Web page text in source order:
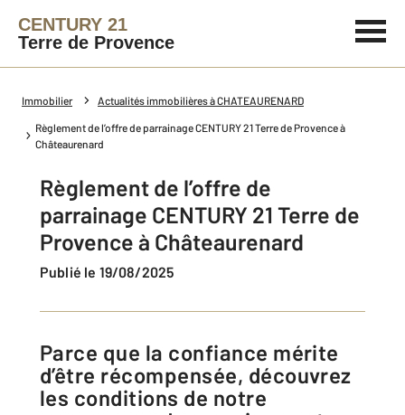
CENTURY 21
Terre de Provence
Immobilier Actualités immobilières à CHATEAURENARD
Règlement de l’offre de parrainage CENTURY 21 Terre de Provence à
Châteaurenard
Règlement de l’offre de
parrainage CENTURY 21 Terre de
Provence à Châteaurenard
Publié le 19/08/2025
Parce que la confiance mérite
d’être récompensée, découvrez
les conditions de notre